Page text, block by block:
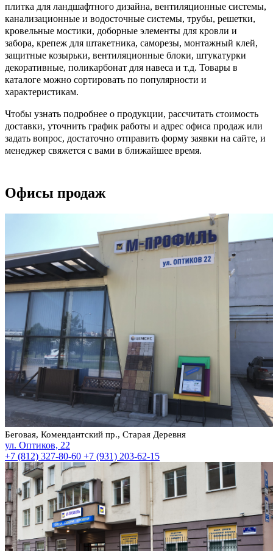
плитка для ландшафтного дизайна, вентиляционные системы,
канализационные и водосточные системы, трубы, решетки,
кровельные мостики, доборные элементы для кровли и
забора, крепеж для штакетника, саморезы, монтажный клей,
защитные козырьки, вентиляционные блоки, штукатурки
декоративные, поликарбонат для навеса и т.д. Товары в
каталоге можно сортировать по популярности и
характеристикам.
Чтобы узнать подробнее о продукции, рассчитать стоимость
доставки, уточнить график работы и адрес офиса продаж или
задать вопрос, достаточно отправить форму заявки на сайте, и
менеджер свяжется с вами в ближайшее время.
Офисы продаж
Беговая, Комендантский пр., Старая Деревня
ул. Оптиков, 22
+7 (812) 327-80-60 +7 (931) 203-62-15